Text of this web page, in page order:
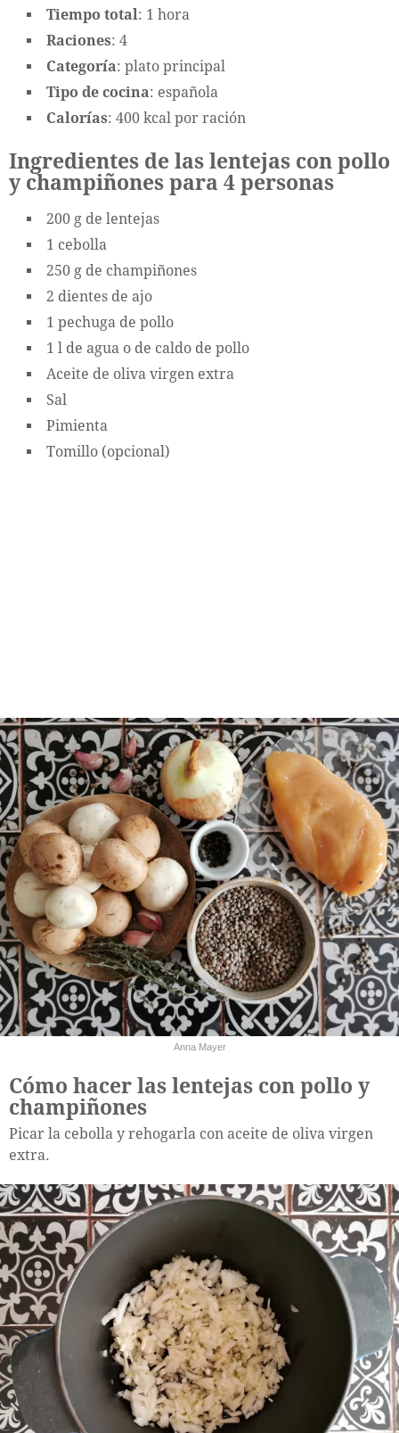
Tiempo total : 1 hora
Raciones: 4
Categoría: plato principal
Tipo de cocina: española
Calorías: 400 kcal por ración
Ingredientes de las lentejas con pollo
y champiñones para 4 personas
200 g de lentejas
1 cebolla
250 g de champiñones
2 dientes de ajo
1 pechuga de pollo
1 l de agua o de caldo de pollo
Aceite de oliva virgen extra
Sal
Pimienta
Tomillo (opcional)
Anna Mayer
Cómo hacer las lentejas con pollo y
champiñones
Picar la cebolla y rehogarla con aceite de oliva virgen
extra.